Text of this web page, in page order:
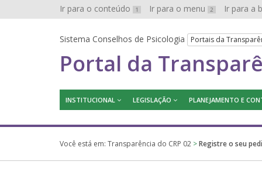
Ir para o conteúdo 1 Ir para o menu 2 Ir para a
Sistema Conselhos de Psicologia Portais da
Portal da
INSTITUCIONAL LEGISLAÇÃO PLANEJAMENTO E
Você está em: Transparência do CRP 02 >Registre o seu